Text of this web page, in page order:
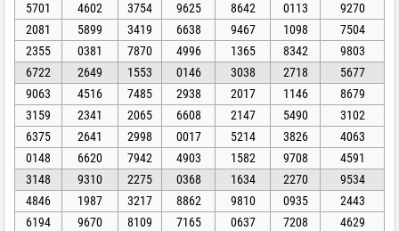
5701
4602 3754 9625 8642 0113
9270
2081
5899 3419 6638 9467 1098
7504
2355
0381 7870 4996 1365 8342
9803
6722
2649 1553 0146 3038 2718
5677
9063
4516 7485 2938 2017 1146
8679
3159
2341 2065 6608 2147 5490
3102
6375
2641 2998 0017 5214 3826
4063
0148
6620 7942 4903 1582 9708
4591
3148
9310 2275 0368 1634 2270
9534
4846
1987 3217 8862 9810 0935
2443
6194
9670 8109 7165 0637 7208
4629